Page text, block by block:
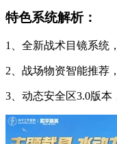
特色系统解析：
1、全新战术目镜系统
2、战场物资智能推荐
3、动态安全区3.0版